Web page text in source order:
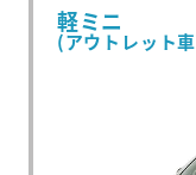
軽ミニ
(アウトレット